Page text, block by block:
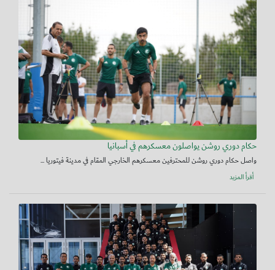
حكام دوري روشن يواصلون معسكرهم في أسبانيا
واصل حكام دوري روشن للمحترفين معسكرهم الخارجي المقام في مدينة فيتوريا ...
أقرأ المزيد